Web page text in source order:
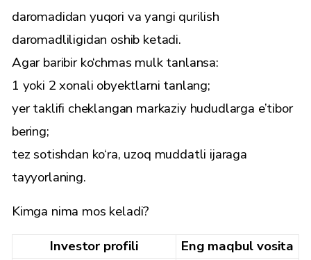
daromadidan yuqori va yangi qurilish
daromadliligidan oshib ketadi.
Agar baribir ko‘chmas mulk tanlansa:
1 yoki 2 xonali obyektlarni tanlang;
yer taklifi cheklangan markaziy hududlarga e’tibor
bering;
tez sotishdan ko‘ra, uzoq muddatli ijaraga
tayyorlaning.
Kimga nima mos keladi?
Investor profili
Eng maqbul vosita